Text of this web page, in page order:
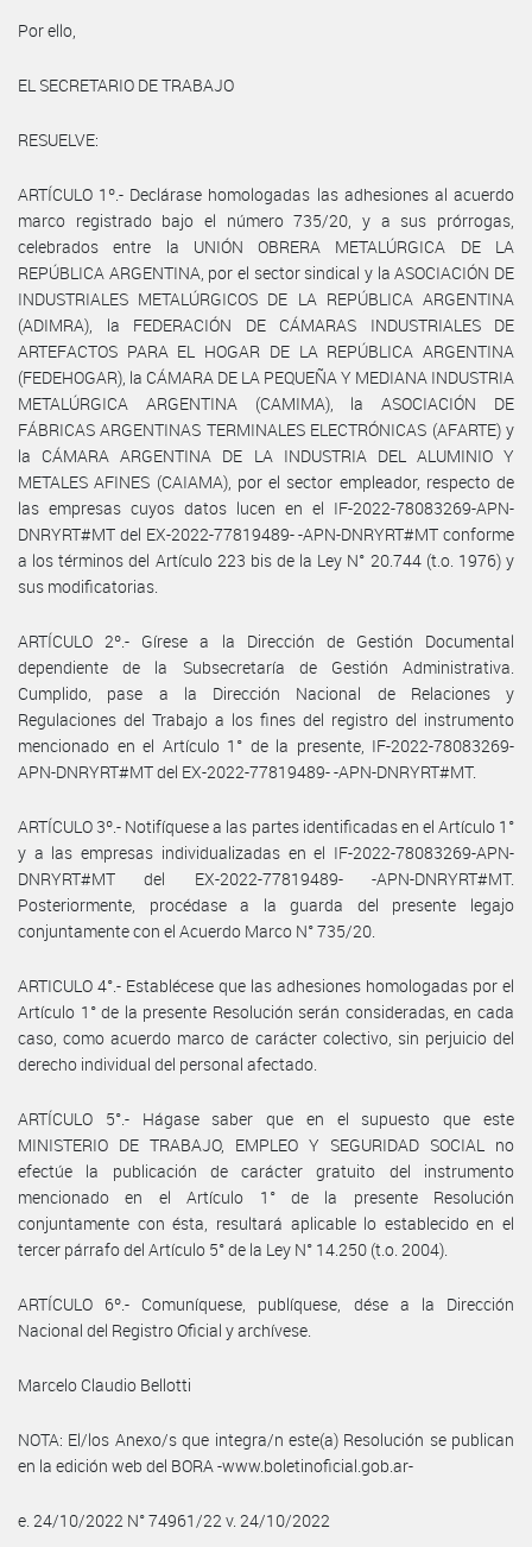
Por ello,
EL SECRETARIO DE TRABAJO
RESUELVE:
ARTÍCULO 1º.- Declárase homologadas las adhesiones al acuerdo
marco registrado bajo el número 735/20, y a sus prórrogas,
celebrados entre la UNIÓN OBRERA METALÚRGICA DE LA
REPÚBLICA ARGENTINA, por el sector sindical y la ASOCIACIÓN DE
INDUSTRIALES METALÚRGICOS DE LA REPÚBLICA ARGENTINA
(ADIMRA), la FEDERACIÓN DE CÁMARAS INDUSTRIALES DE
ARTEFACTOS PARA EL HOGAR DE LA REPÚBLICA ARGENTINA
(FEDEHOGAR), la CÁMARA DE LA PEQUEÑA Y MEDIANA INDUSTRIA
METALÚRGICA ARGENTINA (CAMIMA), la ASOCIACIÓN DE
FÁBRICAS ARGENTINAS TERMINALES ELECTRÓNICAS (AFARTE) y
la CÁMARA ARGENTINA DE LA INDUSTRIA DEL ALUMINIO Y
METALES AFINES (CAIAMA), por el sector empleador, respecto de
las empresas cuyos datos lucen en el IF-2022-78083269-APN-
DNRYRT#MT del EX-2022-77819489- -APN-DNRYRT#MT conforme
a los términos del Artículo 223 bis de la Ley N° 20.744 (t.o. 1976) y
sus modificatorias.
ARTÍCULO 2º.- Gírese a la Dirección de Gestión Documental
dependiente de la Subsecretaría de Gestión Administrativa.
Cumplido, pase a la Dirección Nacional de Relaciones y
Regulaciones del Trabajo a los fines del registro del instrumento
mencionado en el Artículo 1° de la presente, IF-2022-78083269-
APN-DNRYRT#MT del EX-2022-77819489- -APN-DNRYRT#MT.
ARTÍCULO 3º.- Notifíquese a las partes identificadas en el Artículo 1°
y a las empresas individualizadas en el IF-2022-78083269-APN-
DNRYRT#MT del EX-2022-77819489- -APN-DNRYRT#MT.
Posteriormente, procédase a la guarda del presente legajo
conjuntamente con el Acuerdo Marco N° 735/20.
ARTICULO 4°.- Establécese que las adhesiones homologadas por el
Artículo 1° de la presente Resolución serán consideradas, en cada
caso, como acuerdo marco de carácter colectivo, sin perjuicio del
derecho individual del personal afectado.
ARTÍCULO 5°.- Hágase saber que en el supuesto que este
MINISTERIO DE TRABAJO, EMPLEO Y SEGURIDAD SOCIAL no
efectúe la publicación de carácter gratuito del instrumento
mencionado en el Artículo 1° de la presente Resolución
conjuntamente con ésta, resultará aplicable lo establecido en el
tercer párrafo del Artículo 5° de la Ley N° 14.250 (t.o. 2004).
ARTÍCULO 6º.- Comuníquese, publíquese, dése a la Dirección
Nacional del Registro Oficial y archívese.
Marcelo Claudio Bellotti
NOTA: El/los Anexo/s que integra/n este(a) Resolución se publican
en la edición web del BORA -www.boletinoficial.gob.ar-
e. 24/10/2022 N° 74961/22 v. 24/10/2022